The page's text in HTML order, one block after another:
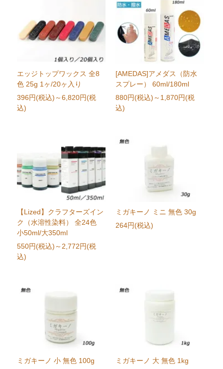
エッジトップワックス 全8
色 25g 1ヶ/20ヶ入り
396円(税込) ～6,820円(税
込)
[AMEDAS]アメダス（防水
スプレー） 60ml/180ml
880円(税込) ～1,870円(税
込)
【Lized】クラフターズイン
ク（水溶性染料） 全24色
小50ml/大350ml
550円(税込) ～2,772円(税
込)
ミガキーノ ミニ 無色 30g
264円(税込)
ミガキーノ 小 無色 100g
ミガキーノ 大 無色 1kg